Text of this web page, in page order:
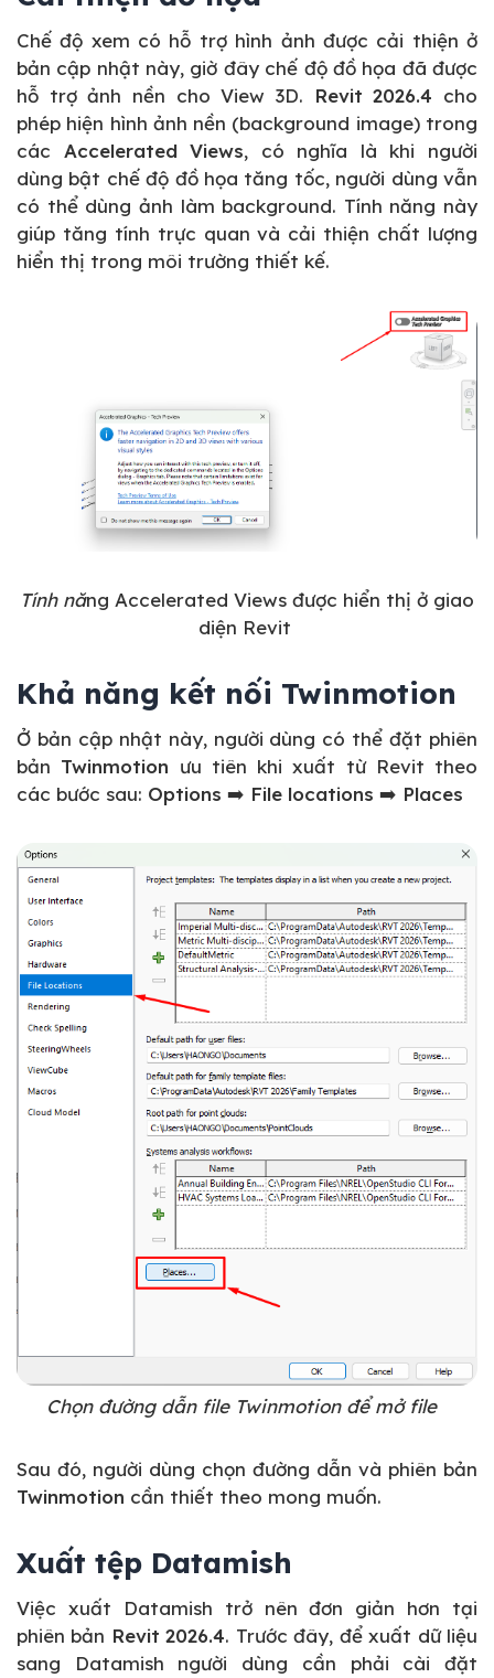
Chế độ xem có hỗ trợ hình ảnh được cải thiện ở
bản cập nhật này, giờ đây chế độ đồ họa đã được
hỗ trợ ảnh nền cho View 3D.
Revit 2026.4 cho
phép hiện hình ảnh nền (background image) trong
các Accelerated Views, có nghĩa là khi người
dùng bật chế độ đồ họa tăng tốc, người dùng vẫn
có thể dùng ảnh làm background. Tính năng này
giúp tăng tính trực quan và cải thiện chất lượng
hiển thị trong môi trường thiết kế.
Tính năng Accelerated Views được hiển thị ở giao
diện Revit
Khả năng kết nối Twinmotion
Ở bản cập nhật này, người dùng có thể đặt phiên
bản Twinmotion ưu tiên khi xuất từ Revit theo
các bước sau: Options ➡️ File locations ➡️ Places
Chọn đường dẫn file Twinmotion để mở file
Sau đó, người dùng chọn đường dẫn và phiên bản
Twinmotion cần thiết theo mong muốn.
Xuất tệp Datamish
Việc xuất Datamish trở nên đơn giản hơn tại
phiên bản Revit 2026.4. Trước đây, để xuất dữ liệu
sang Datamish người dùng cần phải cài đặt